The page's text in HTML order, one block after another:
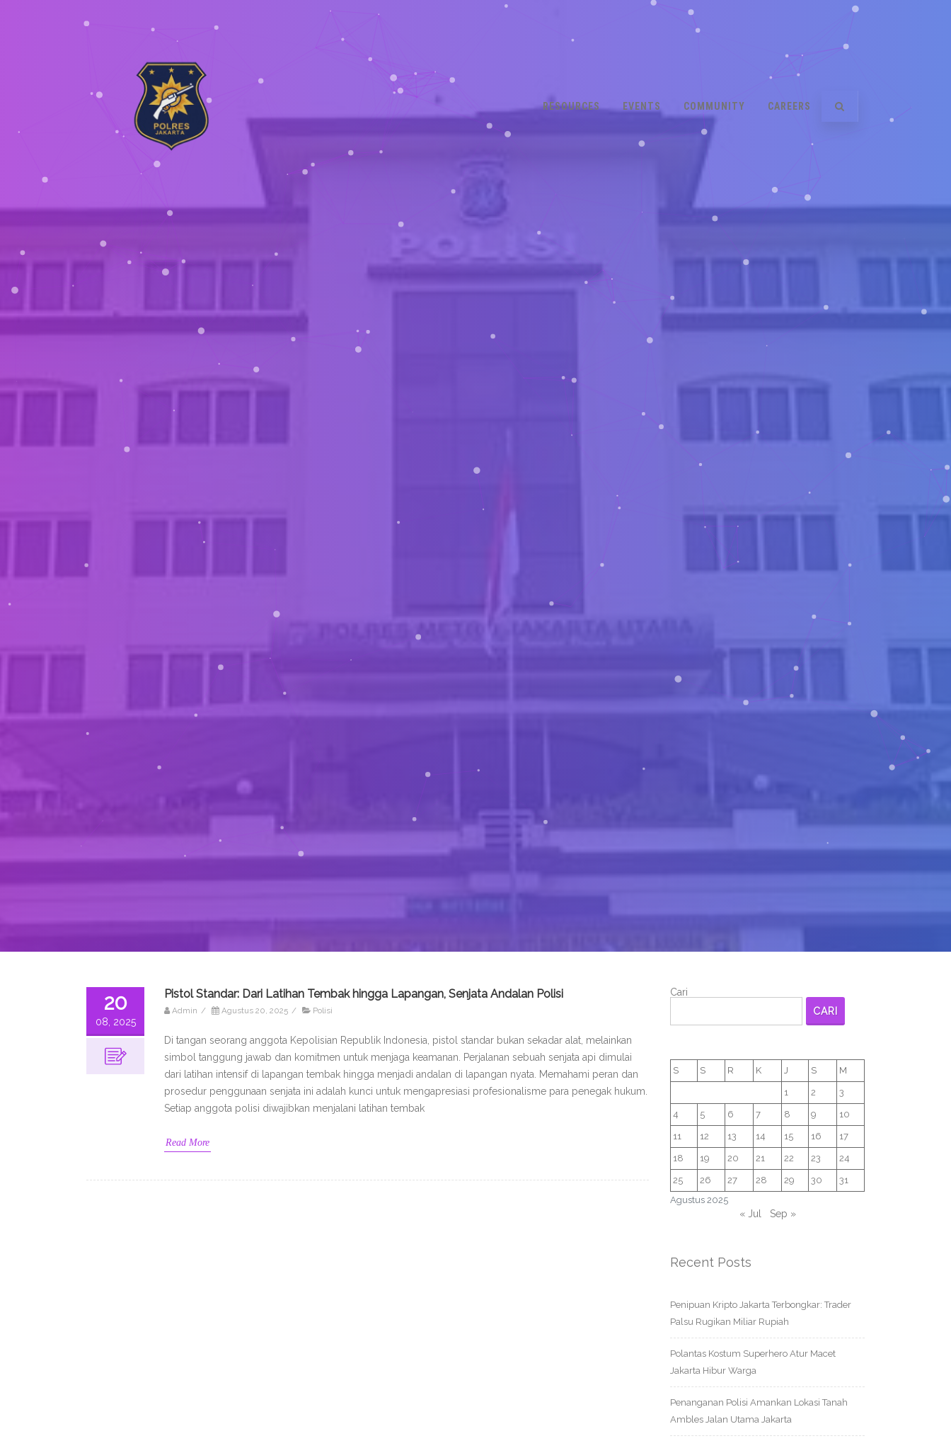
RESOURCES EVENTS COMMUNITY CAREERS
20
08, 2025
Pistol Standar: Dari Latihan Tembak hingga Lapangan, Senjata Andalan Polisi
Admin / Agustus 20, 2025 / Polisi
Di tangan seorang anggota Kepolisian Republik Indonesia, pistol standar bukan sekadar alat, melainkan
simbol tanggung jawab dan komitmen untuk menjaga keamanan. Perjalanan sebuah senjata api dimulai
dari latihan intensif di lapangan tembak hingga menjadi andalan di lapangan nyata. Memahami peran dan
prosedur penggunaan senjata ini adalah kunci untuk mengapresiasi profesionalisme para penegak hukum.
Setiap anggota polisi diwajibkan menjalani latihan tembak
Read More
Cari
CARI
Agustus 2025
S S R K J S M
1 2 3
4 5 6 7 8 9 10
11 12 13 14 15 16 17
18 19 20 21 22 23 24
25 26 27 28 29 30 31
« Jul Sep »
Recent Posts
Penipuan Kripto Jakarta Terbongkar: Trader
Palsu Rugikan Miliar Rupiah
Polantas Kostum Superhero Atur Macet
Jakarta Hibur Warga
Penanganan Polisi Amankan Lokasi Tanah
Ambles Jalan Utama Jakarta